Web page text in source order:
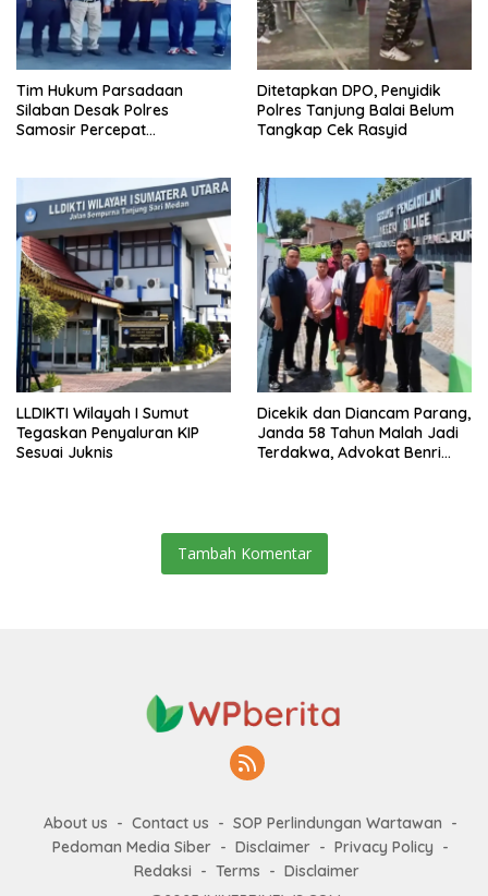
Tim Hukum Parsadaan
Silaban Desak Polres
Samosir Percepat
Ditetapkan DPO, Penyidik
Polres Tanjung Balai Belum
Tangkap Cek Rasyid
LLDIKTI Wilayah I Sumut
Tegaskan Penyaluran KIP
Sesuai Juknis
Dicekik dan Diancam Parang,
Janda 58 Tahun Malah Jadi
Terdakwa, Advokat Benri
Tambah Komentar
About us Contact us
SOP Perlindungan Wartawan
Pedoman Media Siber
Disclaimer
Privacy Policy
Redaksi
Terms
Disclaimer